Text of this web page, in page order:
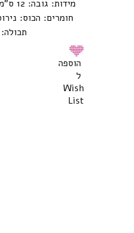
מידות: גובה: 12 ס”מ, קוטר תחתית: 7 ס”מ
חומרים: הכוס:
תכולה: 350 מ”ל
הוספה
ל
Wish
List